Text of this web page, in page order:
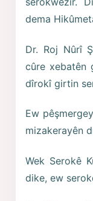
dema
Dr. Roj Nûrî
cûre xebatên
dîrokî girtin
Ew
mizakerayên
Wek Serokê
dike, ew